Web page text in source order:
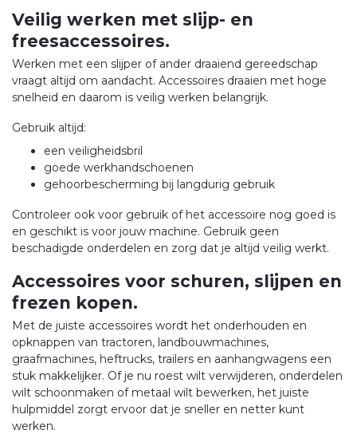
Veilig werken met slijp- en
freesaccessoires.
Werken met een slijper of ander draaiend gereedschap
vraagt altijd om aandacht. Accessoires draaien met hoge
snelheid en daarom is veilig werken belangrijk.
Gebruik altijd:
een veiligheidsbril
goede werkhandschoenen
gehoorbescherming bij langdurig gebruik
Controleer ook voor gebruik of het accessoire nog goed is
en geschikt is voor jouw machine. Gebruik geen
beschadigde onderdelen en zorg dat je altijd veilig werkt.
Accessoires voor schuren, slijpen en
frezen kopen.
Met de juiste accessoires wordt het onderhouden en
opknappen van tractoren, landbouwmachines,
graafmachines, heftrucks, trailers en aanhangwagens een
stuk makkelijker. Of je nu roest wilt verwijderen, onderdelen
wilt schoonmaken of metaal wilt bewerken, het juiste
hulpmiddel zorgt ervoor dat je sneller en netter kunt
werken.